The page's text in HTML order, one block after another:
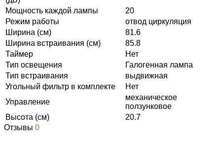
Мощность каждой лампы
20
Режим работы
отвод циркуляция
Ширина (см)
81.6
Ширина встраивания (см)
85.8
Таймер
Нет
Тип освещения
Галогенная лампа
Тип встраивания
выдвижная
Угольный фильтр в комплекте
Нет
Управление
механическое
ползунковое
Высота (см)
20.7
Отзывы 0